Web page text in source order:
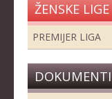
ŽENSKE LIGE
PREMIJER LIGA
DOKUMENTI